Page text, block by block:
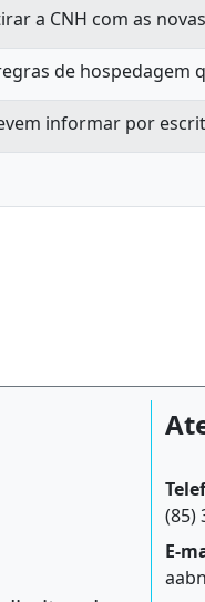
a CNH com as
de
informar por
(85)
E-